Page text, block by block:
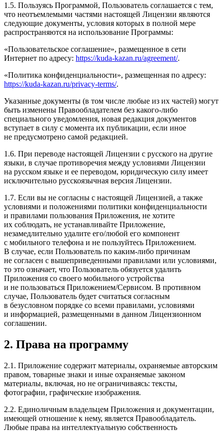
1.5. Пользуясь Программой, Пользователь соглашается с тем,
что неотъемлемыми частями настоящей Лицензии являются
следующие документы, условия которых в полной мере
распространяются на использование Программы:
«Пользовательское соглашение», размещенное в сети
Интернет по адресу: https://kuda-kazan.ru/agreement/.
«Политика конфиденциальности», размещенная по адресу:
https://kuda-kazan.ru/privacy-terms/.
Указанные документы (в том числе любые из их частей) могут
быть изменены Правообладателем без какого-либо
специального уведомления, новая редакция документов
вступает в силу с момента их публикации, если иное
не предусмотрено самой редакцией.
1.6. При переводе настоящей Лицензии с русского на другие
языки, в случае противоречия между условиями Лицензии
на русском языке и ее переводом, юридическую силу имеет
исключительно русскоязычная версия Лицензии.
1.7. Если вы не согласны с настоящей Лицензией, а также
условиями и положениями политики конфиденциальности
и правилами пользования Приложения, не хотите
их соблюдать, не устанавливайте Приложение,
незамедлительно удалите его/любой его компонент
с мобильного телефона и не пользуйтесь Приложением.
В случае, если Пользователь по каким-либо причинам
не согласен с вышеприведенными правилами или условиями,
то это означает, что Пользователь обязуется удалить
Приложения со своего мобильного устройства
и не пользоваться Приложением/Сервисом. В противном
случае, Пользователь будет считаться согласным
в безусловном порядке со всеми правилами, условиями
и информацией, размещенными в данном Лицензионном
соглашении.
2. Права на программу
2.1. Приложение содержит материалы, охраняемые авторским
правом, товарные знаки и иные охраняемые законом
материалы, включая, но не ограничиваясь: тексты,
фотографии, графические изображения.
2.2. Единоличным владельцем Приложения и документации,
имеющей отношение к нему, является Правообладатель.
Любые права на интеллектуальную собственность